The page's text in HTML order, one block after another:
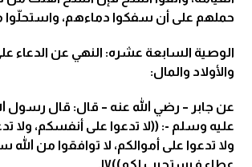
حملهم على أن سفكوا دماءهم، واستحلّوا
الوصية السابعة عشره: النهي عن الدعاء
والأولاد والمال:
عن جابر – رضي الله عنه – قال: قال رسول
عليه وسلم -: ((لا تدعوا على أنفسكم، ولا
ولا تدعوا على أموالكم، لا توافقوا من